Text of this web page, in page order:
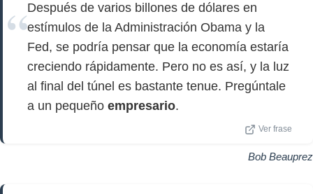
Después de varios billones de dólares en
estímulos de la Administración Obama y la
Fed, se podría pensar que la economía estaría
creciendo rápidamente. Pero no es así, y la luz
al final del túnel es bastante tenue. Pregúntale
a un pequeño empresario.
Ver frase
Bob Beauprez